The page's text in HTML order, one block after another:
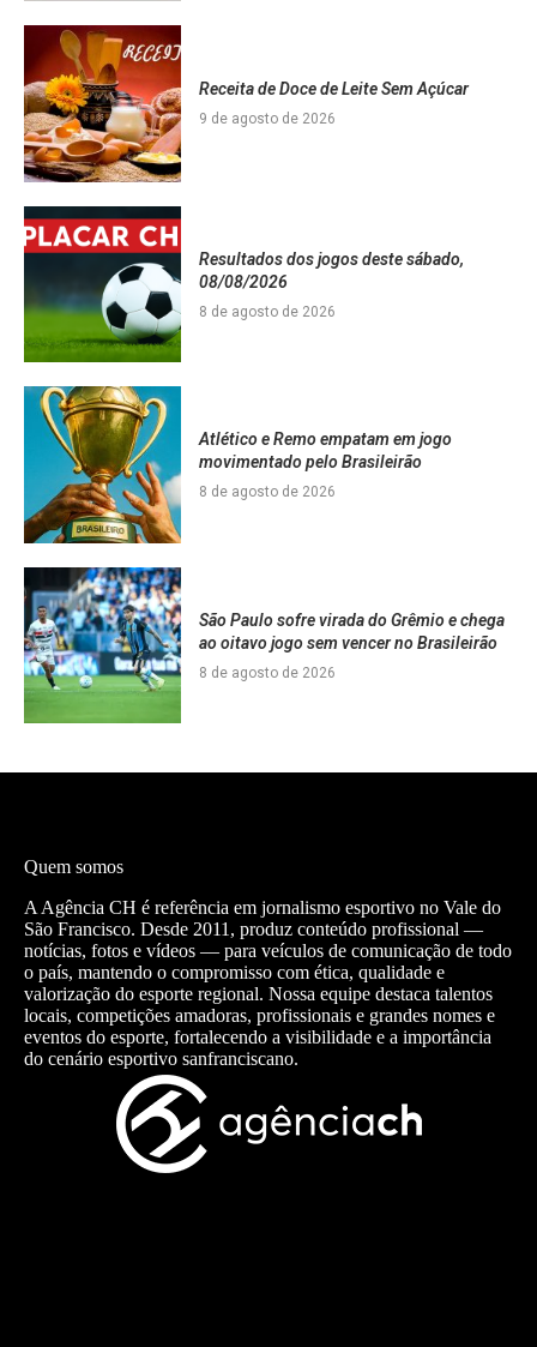
Receita de Doce de Leite Sem Açúcar
9 de agosto de 2026
Resultados dos jogos deste sábado,
08/08/2026
8 de agosto de 2026
Atlético e Remo empatam em jogo
movimentado pelo Brasileirão
8 de agosto de 2026
São Paulo sofre virada do Grêmio e chega
ao oitavo jogo sem vencer no Brasileirão
8 de agosto de 2026
Quem somos
A Agência CH é referência em jornalismo esportivo no Vale do
São Francisco. Desde 2011, produz conteúdo profissional —
notícias, fotos e vídeos — para veículos de comunicação de todo
o país, mantendo o compromisso com ética, qualidade e
valorização do esporte regional. Nossa equipe destaca talentos
locais, competições amadoras, profissionais e grandes nomes e
eventos do esporte, fortalecendo a visibilidade e a importância
do cenário esportivo sanfranciscano.